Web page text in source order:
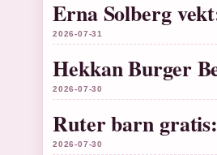
Erna Solberg
2026-07-31
Hekkan Burger
2026-07-30
Ruter barn
2026-07-30